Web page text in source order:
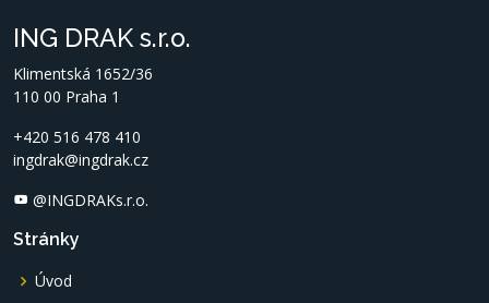
ING DRAK s.r.o.
Klimentská 1652/36
110 00 Praha 1
+420 516 478 410
ingdrak@ingdrak.cz
@INGDRAKs.r.o.
Stránky
Úvod